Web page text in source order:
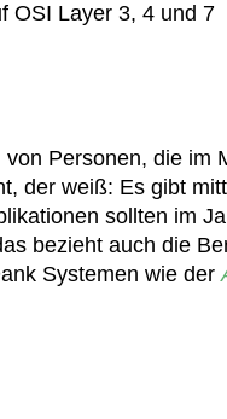
OSI Layer 3, 4 und 7
Personen, die
der weiß: Es gibt
sollten im
bezieht auch die
Systemen wie der